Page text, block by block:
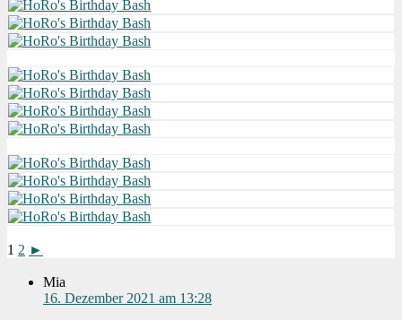
1 2 ►
Mia
16. Dezember 2021 am 13:28